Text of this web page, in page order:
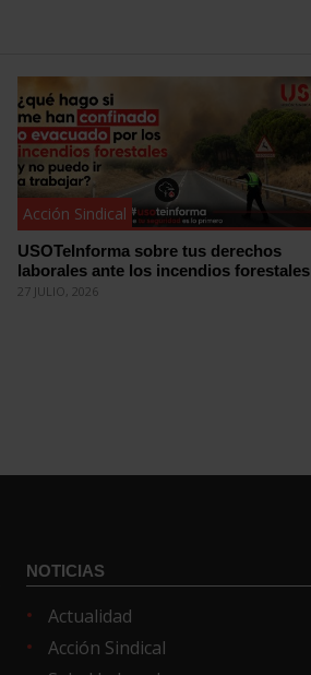
Acción Sindical
USOTeInforma sobre tus derechos
laborales ante los incendios forestales
27 JULIO, 2026
NOTICIAS
Actualidad
Acción Sindical